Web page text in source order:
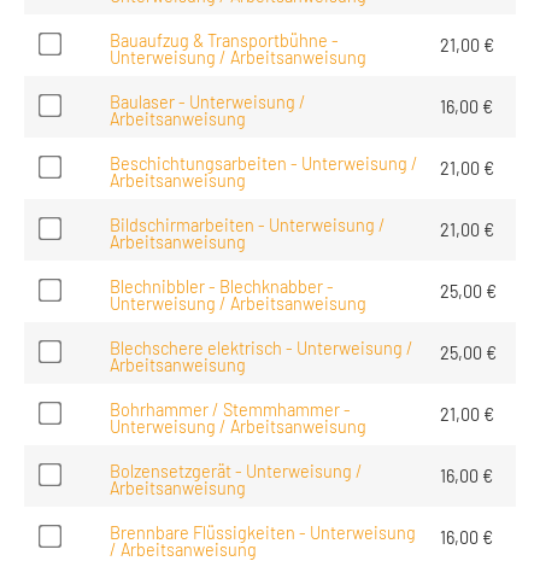
Bauaufzug & Transportbühne -
Unterweisung / Arbeitsanweisung
21,00 €
Baulaser - Unterweisung /
Arbeitsanweisung
16,00 €
Beschichtungsarbeiten - Unterweisung /
Arbeitsanweisung
21,00 €
Bildschirmarbeiten - Unterweisung /
Arbeitsanweisung
21,00 €
Blechnibbler - Blechknabber -
Unterweisung / Arbeitsanweisung
25,00 €
Blechschere elektrisch - Unterweisung /
Arbeitsanweisung
25,00 €
Bohrhammer / Stemmhammer -
Unterweisung / Arbeitsanweisung
21,00 €
Bolzensetzgerät - Unterweisung /
Arbeitsanweisung
16,00 €
Brennbare Flüssigkeiten - Unterweisung
/ Arbeitsanweisung
16,00 €